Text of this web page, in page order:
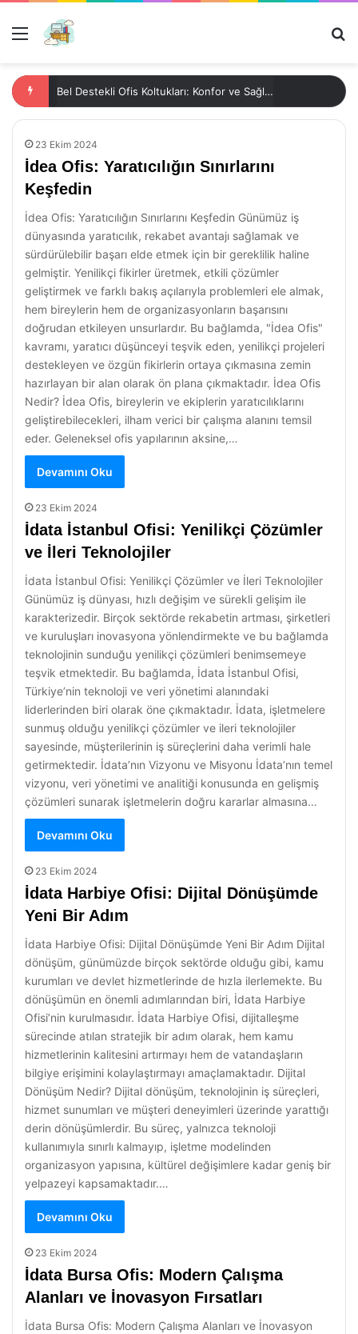
Menü
Bel Destekli Ofis Koltukları: Konfor ve Sağlık İçin İdeal Seçim
23 Ekim 2024
İdea Ofis: Yaratıcılığın Sınırlarını
Keşfedin
İdea Ofis: Yaratıcılığın Sınırlarını Keşfedin Günümüz iş
dünyasında yaratıcılık, rekabet avantajı sağlamak ve
sürdürülebilir başarı elde etmek için bir gereklilik haline
gelmiştir. Yenilikçi fikirler üretmek, etkili çözümler
geliştirmek ve farklı bakış açılarıyla problemleri ele almak,
hem bireylerin hem de organizasyonların başarısını
doğrudan etkileyen unsurlardır. Bu bağlamda, "İdea Ofis"
kavramı, yaratıcı düşünceyi teşvik eden, yenilikçi projeleri
destekleyen ve özgün fikirlerin ortaya çıkmasına zemin
hazırlayan bir alan olarak ön plana çıkmaktadır. İdea Ofis
Nedir? İdea Ofis, bireylerin ve ekiplerin yaratıcılıklarını
geliştirebilecekleri, ilham verici bir çalışma alanını temsil
eder. Geleneksel ofis yapılarının aksine,…
Devamını Oku
23 Ekim 2024
İdata İstanbul Ofisi: Yenilikçi Çözümler
ve İleri Teknolojiler
İdata İstanbul Ofisi: Yenilikçi Çözümler ve İleri Teknolojiler
Günümüz iş dünyası, hızlı değişim ve sürekli gelişim ile
karakterizedir. Birçok sektörde rekabetin artması, şirketleri
ve kuruluşları inovasyona yönlendirmekte ve bu bağlamda
teknolojinin sunduğu yenilikçi çözümleri benimsemeye
teşvik etmektedir. Bu bağlamda, İdata İstanbul Ofisi,
Türkiye’nin teknoloji ve veri yönetimi alanındaki
liderlerinden biri olarak öne çıkmaktadır. İdata, işletmelere
sunmuş olduğu yenilikçi çözümler ve ileri teknolojiler
sayesinde, müşterilerinin iş süreçlerini daha verimli hale
getirmektedir. İdata’nın Vizyonu ve Misyonu İdata’nın temel
vizyonu, veri yönetimi ve analitiği konusunda en gelişmiş
çözümleri sunarak işletmelerin doğru kararlar almasına…
Devamını Oku
23 Ekim 2024
İdata Harbiye Ofisi: Dijital Dönüşümde
Yeni Bir Adım
İdata Harbiye Ofisi: Dijital Dönüşümde Yeni Bir Adım Dijital
dönüşüm, günümüzde birçok sektörde olduğu gibi, kamu
kurumları ve devlet hizmetlerinde de hızla ilerlemekte. Bu
dönüşümün en önemli adımlarından biri, İdata Harbiye
Ofisi’nin kurulmasıdır. İdata Harbiye Ofisi, dijitalleşme
sürecinde atılan stratejik bir adım olarak, hem kamu
hizmetlerinin kalitesini artırmayı hem de vatandaşların
bilgiye erişimini kolaylaştırmayı amaçlamaktadır. Dijital
Dönüşüm Nedir? Dijital dönüşüm, teknolojinin iş süreçleri,
hizmet sunumları ve müşteri deneyimleri üzerinde yarattığı
derin dönüşümlerdir. Bu süreç, yalnızca teknoloji
kullanımıyla sınırlı kalmayıp, işletme modelinden
organizasyon yapısına, kültürel değişimlere kadar geniş bir
yelpazeyi kapsamaktadır.…
Devamını Oku
23 Ekim 2024
İdata Bursa Ofis: Modern Çalışma
Alanları ve İnovasyon Fırsatları
İdata Bursa Ofis: Modern Çalışma Alanları ve İnovasyon